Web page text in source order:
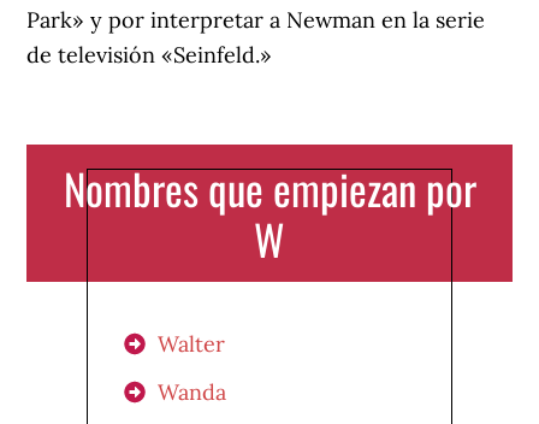
Park» y por interpretar a Newman en la serie
de televisión «Seinfeld.»
Nombres que empiezan por
W
Walter
Wanda